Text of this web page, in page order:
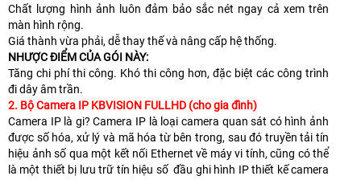
Chất lượng hình ảnh luôn đảm bảo sắc nét ngay cả xem trên
màn hình rộng.
Giá thành vừa phải, dễ thay thế và nâng cấp hệ thống.
NHƯỢC ĐIỂM CỦA GÓI NÀY:
Tăng chi phí thi công. Khó thi công hơn, đặc biệt các công trình
đi dây âm trần.
2. Bộ Camera IP KBVISION FULLHD (cho gia đình)
Camera IP là gi? Camera IP là loại camera quan sát có hình ảnh
được số hóa, xử lý và mã hóa từ bên trong, sau đó truyền tải tín
hiệu ảnh số qua một kết nối Ethernet về máy vi tính, cũng có thể
là một thiết bị lưu trữ tín hiệu số đầu ghi hình IP thiết kế camera